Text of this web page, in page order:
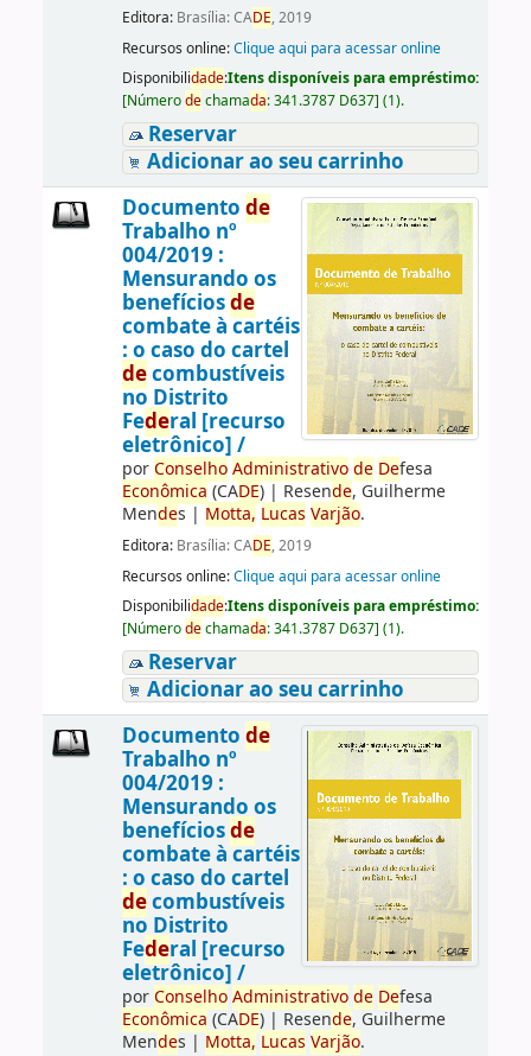
Editora: Brasília: CADE, 2019
Recursos online:Clique aqui para acessar online
Disponibilidade:Itens disponíveis para empréstimo:
[Númerodechamada:341.3787 D637] (1).
Reservar
Adicionar ao seu carrinho
Documento de
Trabalho nº
004/2019 :
Mensurando os
benefíciosde
combate à cartéis
: o caso do cartel
decombustíveis
no Distrito
Federal [recurso
eletrônico] /
porConselho Administrativo de Defesa
Econômica (CADE)| Resende, Guilherme
Mendes | Motta, Lucas Varjão.
Editora: Brasília: CADE, 2019
Recursos online:Clique aqui para acessar online
Disponibilidade:Itens disponíveis para empréstimo:
[Númerodechamada:341.3787 D637] (1).
Reservar
Adicionar ao seu carrinho
Documento de
Trabalho nº
004/2019 :
Mensurando os
benefíciosde
combate à cartéis
: o caso do cartel
decombustíveis
no Distrito
Federal [recurso
eletrônico] /
porConselho Administrativo de Defesa
Econômica (CADE)| Resende, Guilherme
Mendes | Motta, Lucas Varjão.